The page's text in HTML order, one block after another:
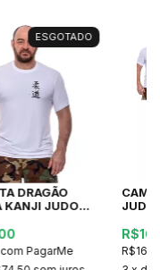
ESGOTADO
DRAGÃO
KANJI JUDO
com PagarMe
JUDO